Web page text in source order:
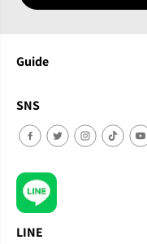
Guide
SNS
LINE